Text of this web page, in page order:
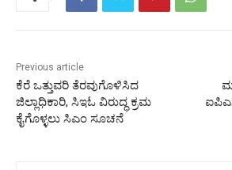
Previous article
ಕೆರೆ ಒತ್ತುವರಿ ತೆರವುಗೊಳಿಸಿದ
ಜಿಲ್ಲಾಧಿಕಾರಿ, ಸಿಇಓ ವಿರುದ್ಧ ಕ್ರಮ
ಕೈಗೊಳ್ಳಲು ಸಿಎಂ ಸೂಚನೆ